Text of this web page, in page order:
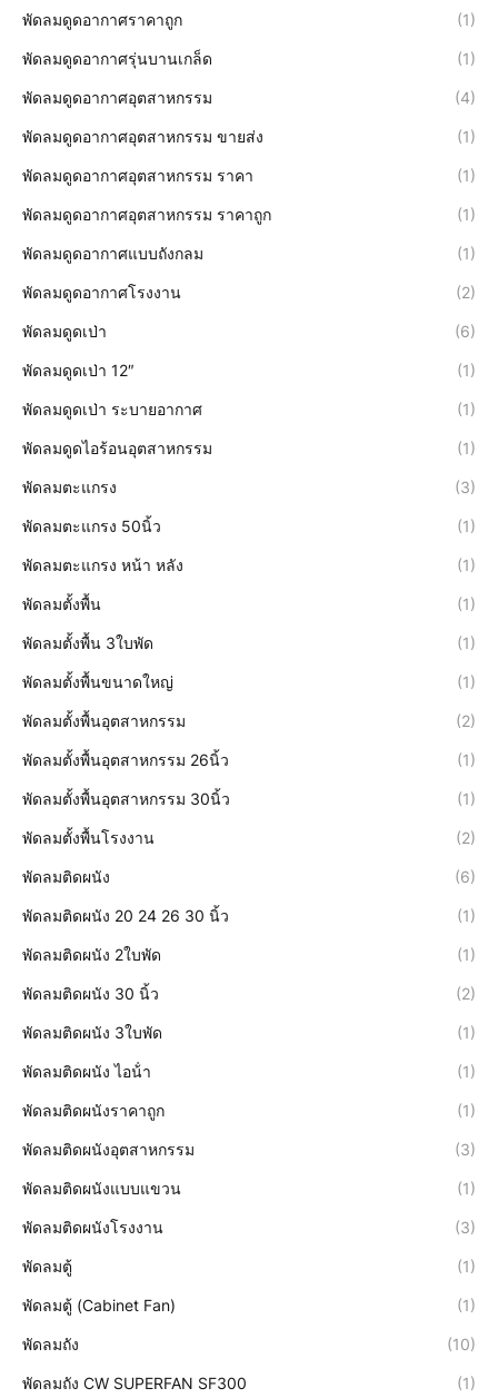
พัดลมดูดอากาศราคาถูก (1)
พัดลมดูดอากาศรุ่นบานเกล็ด (1)
พัดลมดูดอากาศอุตสาหกรรม (4)
พัดลมดูดอากาศอุตสาหกรรม ขายส่ง (1)
พัดลมดูดอากาศอุตสาหกรรม ราคา (1)
พัดลมดูดอากาศอุตสาหกรรม ราคาถูก (1)
พัดลมดูดอากาศแบบถังกลม (1)
พัดลมดูดอากาศโรงงาน (2)
พัดลมดูดเป่า (6)
พัดลมดูดเป่า 12″ (1)
พัดลมดูดเป่า ระบายอากาศ (1)
พัดลมดูดไอร้อนอุตสาหกรรม (1)
พัดลมตะแกรง (3)
พัดลมตะแกรง 50นิ้ว (1)
พัดลมตะแกรง หน้า หลัง (1)
พัดลมตั้งพื้น (1)
พัดลมตั้งพื้น 3ใบพัด (1)
พัดลมตั้งพื้นขนาดใหญ่ (1)
พัดลมตั้งพื้นอุตสาหกรรม (2)
พัดลมตั้งพื้นอุตสาหกรรม 26นิ้ว (1)
พัดลมตั้งพื้นอุตสาหกรรม 30นิ้ว (1)
พัดลมตั้งพื้นโรงงาน (2)
พัดลมติดผนัง (6)
พัดลมติดผนัง 20 24 26 30 นิ้ว (1)
พัดลมติดผนัง 2ใบพัด (1)
พัดลมติดผนัง 30 นิ้ว (2)
พัดลมติดผนัง 3ใบพัด (1)
พัดลมติดผนัง ไอน้ํา (1)
พัดลมติดผนังราคาถูก (1)
พัดลมติดผนังอุตสาหกรรม (3)
พัดลมติดผนังแบบแขวน (1)
พัดลมติดผนังโรงงาน (3)
พัดลมตู้ (1)
พัดลมตู้ (Cabinet Fan) (1)
พัดลมถัง (10)
พัดลมถัง CW SUPERFAN SF300 (1)